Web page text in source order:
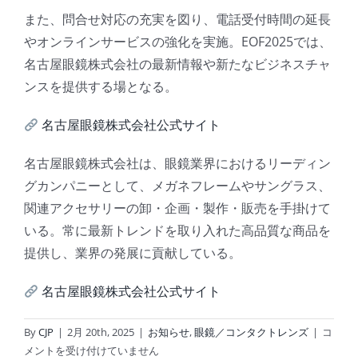
また、問合せ対応の充実を図り、電話受付時間の延長
やオンラインサービスの強化を実施。EOF2025では、
名古屋眼鏡株式会社の最新情報や新たなビジネスチャ
ンスを提供する場となる。
名古屋眼鏡株式会社公式サイト
名古屋眼鏡株式会社は、眼鏡業界におけるリーディン
グカンパニーとして、メガネフレームやサングラス、
関連アクセサリーの卸・企画・製作・販売を手掛けて
いる。常に最新トレンドを取り入れた高品質な商品を
提供し、業界の発展に貢献している。
名古屋眼鏡株式会社公式サイト
ByCJP | 2月 20th, 2025 | お知らせ,眼鏡／コンタクトレンズ | 名
コ
メントを受け付けていません